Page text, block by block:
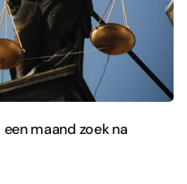
maand zoek na